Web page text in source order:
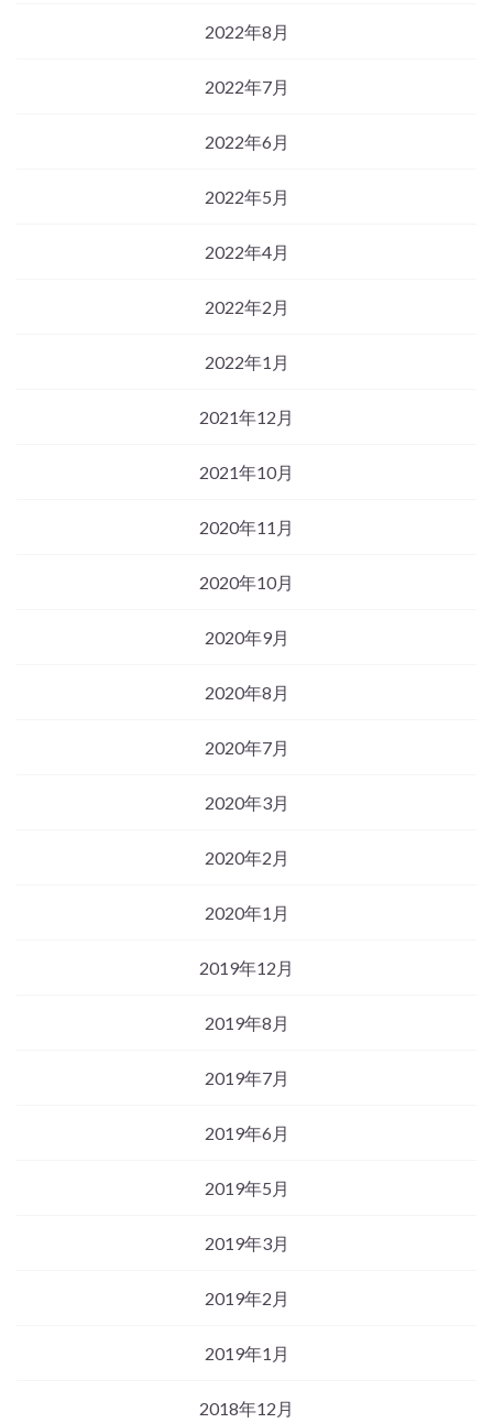
2022年8月
2022年7月
2022年6月
2022年5月
2022年4月
2022年2月
2022年1月
2021年12月
2021年10月
2020年11月
2020年10月
2020年9月
2020年8月
2020年7月
2020年3月
2020年2月
2020年1月
2019年12月
2019年8月
2019年7月
2019年6月
2019年5月
2019年3月
2019年2月
2019年1月
2018年12月